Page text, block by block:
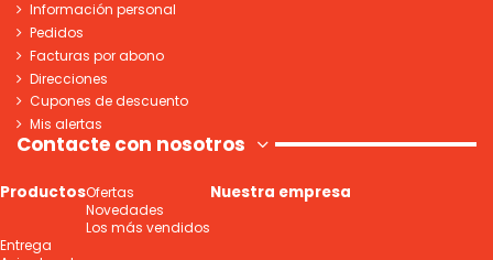
Información personal
Pedidos
Facturas por abono
Direcciones
Cupones de descuento
Mis alertas
Contacte con nosotros
ProductosOfertas
Novedades
Los más vendidos
Nuestra empresa
Entrega